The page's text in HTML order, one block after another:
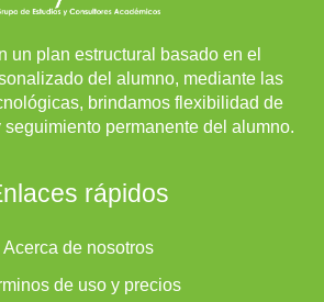
un plan estructural basado en el
del alumno, mediante las
brindamos flexibilidad de
seguimiento permanente del alumno.
rápidos
Acerca de nosotros
de uso y precios